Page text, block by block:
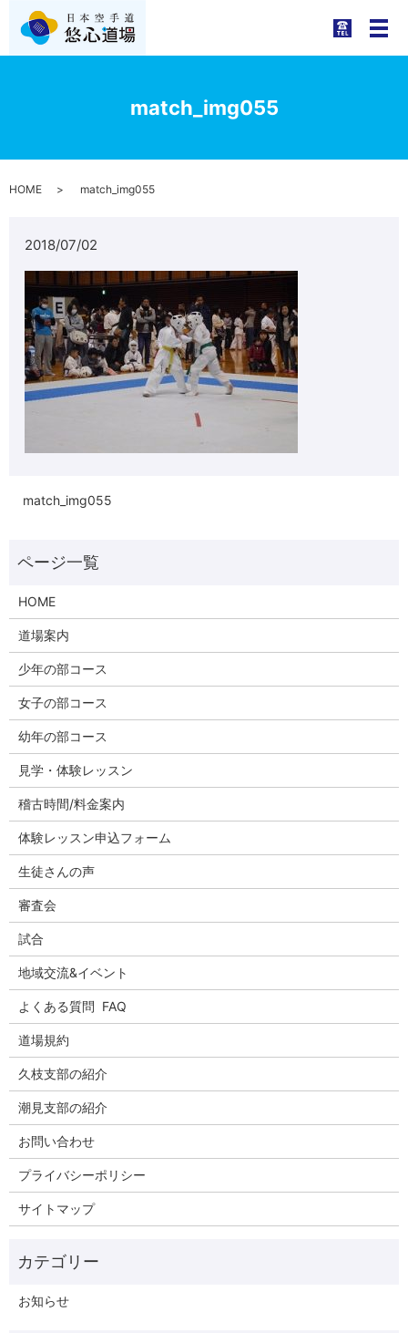
メ
match_img055
HOME match_img055
2018/07/02
match_img055
HOME
道場案内
少年の部コース
女子の部コース
幼年の部コース
見学・体験レッスン
稽古時間/料金案内
体験レッスン申込フォーム
生徒さんの声
審査会
試合
地域交流&イベント
よくある質問 FAQ
道場規約
久枝支部の紹介
潮見支部の紹介
お問い合わせ
プライバシーポリシー
サイトマップ
お知らせ